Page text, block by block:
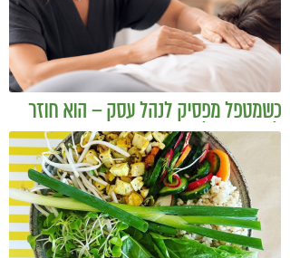
כשמטפל מפסיק לנהל עסק – הוא חוזר
להיות מטפל